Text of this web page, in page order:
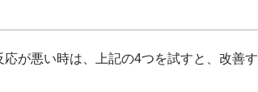
が悪い時は、上記の4つを試すと、改善す